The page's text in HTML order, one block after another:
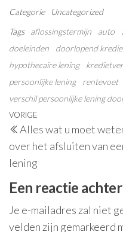
Categorie
Uncategorized
Tags
aflossingstermijn auto
doeleinden
doorlopend
hypothecaire lening
persoonlijke lening
rentevoet
verschil persoonlijke lening
Vorig
bericht
VORIGE
Alles wat u moet
over het afsluiten van
lening
Een reactie
Je e-mailadres zal niet
velden zijn gemarkeerd